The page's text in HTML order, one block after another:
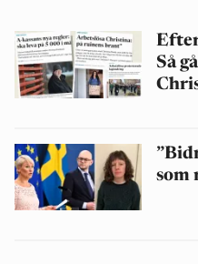
Så
som